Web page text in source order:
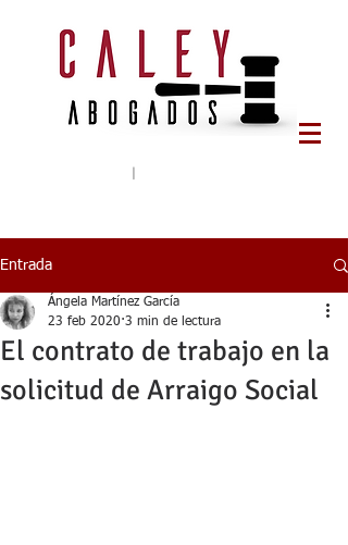
|
Entrada
El contrato de trabajo en la
solicitud de Arraigo Social
Ángela Martínez García
23 feb 2020 3 min de lectura